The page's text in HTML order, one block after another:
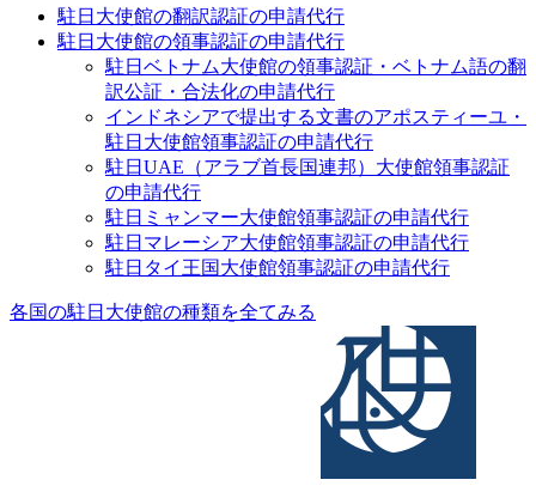
駐日大使館の翻訳認証の申請代行
駐日大使館の領事認証の申請代行
駐日ベトナム大使館の領事認証・ベトナム語の翻
訳公証・合法化の申請代行
インドネシアで提出する文書のアポスティーユ・
駐日大使館領事認証の申請代行
駐日UAE（アラブ首長国連邦）大使館領事認証
の申請代行
駐日ミャンマー大使館領事認証の申請代行
駐日マレーシア大使館領事認証の申請代行
駐日タイ王国大使館領事認証の申請代行
各国の駐日大使館の種類を全てみる